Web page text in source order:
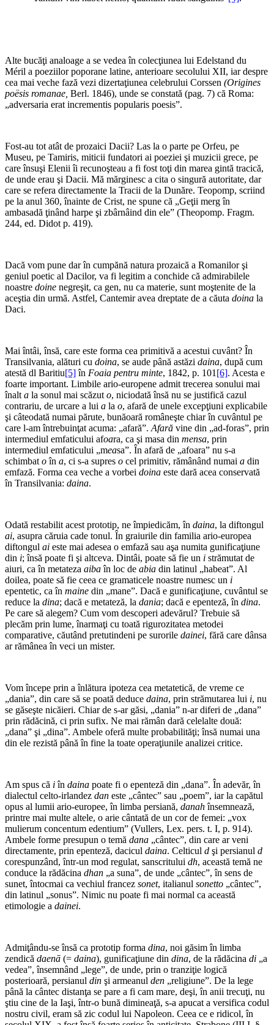
Alte bucăţi analoage a se vedea în colecţiunea lui Edelstand du
Méril a poeziilor poporane latine, anterioare secolului XII, iar despre
cea mai veche fază vezi dizertaţiunea celebrului Corssen (Origines
poësis romanae, Berl. 1846), unde se constată (pag. 7) că Roma:
„adversaria erat incrementis popularis poesis”.
Fost-au tot atât de prozaici Dacii? Las la o parte pe Orfeu, pe
Museu, pe Tamiris, miticii fundatori ai poeziei şi muzicii grece, pe
care însuşi Elenii îi recunoşteau a fi fost toţi din marea gintă tracică,
de unde erau şi Dacii. Mă mărginesc a cita o singură autoritate, dar
care se refera directamente la Tracii de la Dunăre. Teopomp, scriind
pe la anul 360, înainte de Crist, ne spune că „Geţii merg în
ambasadă ţinând harpe şi zbârnâind din ele” (Theopomp. Fragm.
244, ed. Didot p. 419).
Dacă vom pune dar în cumpănă natura prozaică a Romanilor şi
geniul poetic al Dacilor, va fi legitim a conchide că admirabilele
noastre doine negreşit, ca gen, nu ca materie, sunt moştenite de la
aceştia din urmă. Astfel, Cantemir avea dreptate de a căuta doina la
Daci.
Mai întâi, însă, care este forma cea primitivă a acestui cuvânt? În
Transilvania, alături cu doina, se aude până astăzi daina, după cum
atestă dl Baritiu[5]în Foaia pentru minte, 1842, p. 101 [6]. Acesta e
foarte important. Limbile ario-europene admit trecerea so­nului mai
înalt a la sonul mai scăzut o, niciodată însă nu se justifică cazul
contrariu, de urcare a lui a la o, afară de unele excepţiuni explicabile
şi câteodată numai părute, bunăoară româneşte chiar în cuvântul pe
care l-am întrebuinţat acuma: „afară”. Afară vine din „ad-foras”, prin
intermediul emfaticului afoara, ca şi masa din mensa, prin
intermediul emfaticului „measa”. În afară de „afoara” nu s-a
schimbat oîn a, ci s-a supres o cel primitiv, rămânând numai a din
emfază. Forma cea veche a vorbei doina este dară acea con­servată
în Transilvania: daina.
Odată restabilit acest prototip, ne împiedicăm, în daina, la diftongul
ai, asupra căruia cade tonul. În graiurile din familia ario-europea
diftongul ai este mai adesea o emfază sau aşa numita gunificaţiune
din i; însă poate fi şi altceva. Dintâi, poate să fie un i strămutat de
aiuri, ca în metateza aibaîn loc de abia din latinul „habeat”. Al
doilea, poate să fie ceea ce gramaticele noastre numesc un i
epentetic, ca în maine din „mane”. Dacă e gunificaţiune, cuvântul se
reduce la dina; dacă e metateză, la dania; dacă e epenteză, în dina.
Pe care să alegem? Cum vom descoperi adevărul? Trebuie să
plecăm prin lume, înarmaţi cu toată rigurozitatea metodei
comparative, căutând pretutindeni pe surorile dainei, fără care dânsa
ar rămânea în veci un mister.
Vom începe prin a înlătura ipoteza cea metatetică, de vreme ce
„dania”, din care să se poată deduce daina, prin strămutarea lui i, nu
se găseşte nicăieri. Chiar de s-ar găsi, „dania” n-ar diferi de „dana”
prin rădăcină, ci prin sufix. Ne mai rămân dară celelalte două:
„dana” şi „dina”. Ambele oferă multe probabi­lităţi; însă numai una
din ele rezistă până în fine la toate operaţiunile analizei critice.
Am spus că iîn daina poate fi o epenteză din „dana”. În adevăr, în
dialectul celto-irlandez dan este „cântec” sau „poem”, iar la capătul
opus al lumii ario-europee, în limba persiană, danahînsemnează,
printre mai multe altele, o arie cântată de un cor de femei: „vox
mulierum concentum edentium” (Vullers, Lex. pers. t. I, p. 914).
Ambele forme presupun o temă dana „cântec”, din care ar veni
directamente, prin epenteză, dacicul daina. Celticul d şi persianul d
corespunzând, într-un mod regulat, sanscri­tului dh, această temă ne
conduce la rădăcina dhan „a suna”, de unde „cântec”, în sens de
sunet, întocmai ca vechiul francez sonet, italianul sonetto „cântec”,
din latinul „sonus”. Nimic nu poate fi mai normal ca această
etimologie a dainei.
Admiţându-se însă ca prototip forma dina, noi găsim în limba
zendică daenā (= daina), gunificaţiune din dina, de la rădăcina di „a
vedea”, însemnând „lege”, de unde, prin o tranziţie logică
posterioară, persianul din şi armeanul den „religiune”. De la lege
până la cântec distanţa se pare a fi cam mare, deşi, în anii trecuţi, nu
ştiu cine de la Iaşi, într-o bună dimineaţă, s-a apucat a versifica codul
nostru civil, eram să zic codul lui Napoleon. Ceea ce e ridicol, în